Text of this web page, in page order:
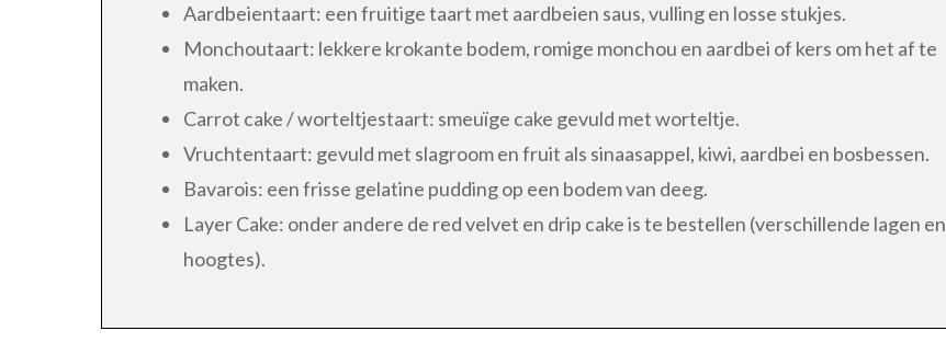
Aardbeientaart: een fruitige taart met aardbeien saus, vulling en losse stukjes.
Monchoutaart: lekkere krokante bodem, romige monchou en aardbei of kers om het af te
maken.
Carrot cake / worteltjestaart: smeuïge cake gevuld met worteltje.
Vruchtentaart: gevuld met slagroom en fruit als sinaasappel, kiwi, aardbei en bosbessen.
Bavarois: een frisse gelatine pudding op een bodem van deeg.
Layer Cake: onder andere de red velvet en drip cake is te bestellen (verschillende lagen en
hoogtes).